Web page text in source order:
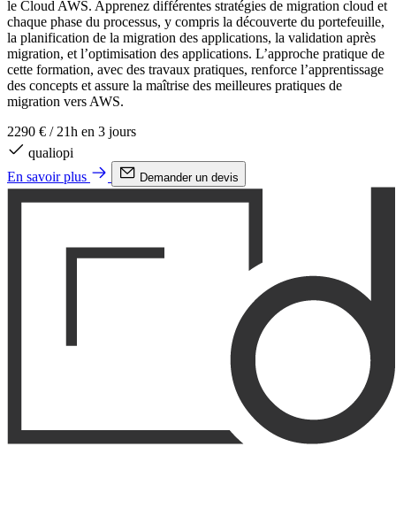
le Cloud AWS. Apprenez différentes stratégies de migration cloud et
chaque phase du processus, y compris la découverte du portefeuille,
la planification de la migration des applications, la validation après
migration, et l’optimisation des applications. L’approche pratique de
cette formation, avec des travaux pratiques, renforce l’apprentissage
des concepts et assure la maîtrise des meilleures pratiques de
migration vers AWS.
2290 € / 21h en 3 jours
qualiopi
En savoir plus
Demander un devis